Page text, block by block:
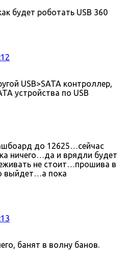
будет роботать USB 360
USB>SATA контроллер,
устройства по USB
до 12625…сейчас
ничего…да и врядли будет
не стоит…прошива в
выйдет…а пока
банят в волну банов.